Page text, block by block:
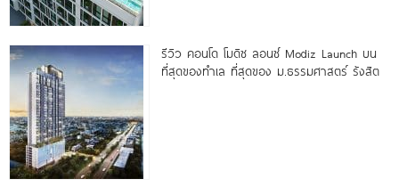
รีวิว คอนโด โมดิซ ลอนซ์ Modiz Launch บน
ที่สุดของทำเล ที่สุดของ ม.ธรรมศาสตร์ รังสิต